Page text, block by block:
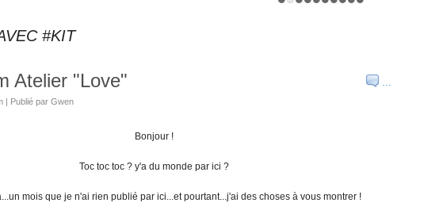
#KIT
…
Atelier "Love"
| Publié par Gwen
Bonjour !
Toc toc toc ? y'a du monde par ici ?
mois que je n'ai rien publié par ici...et pourtant...j'ai des choses à vous montrer !